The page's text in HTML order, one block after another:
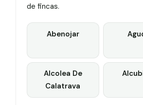
de fincas.
Abenojar
Alcolea De
Calatrava